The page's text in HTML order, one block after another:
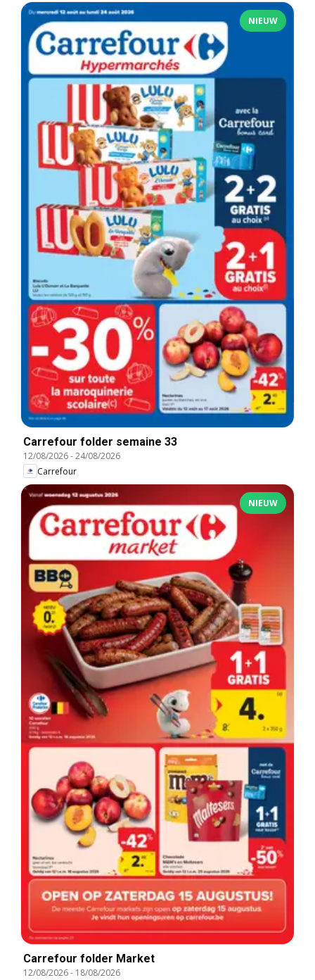
NIEUW
Carrefour folder semaine 33
12/08/2026-24/08/2026
Carrefour
NIEUW
Carrefour folder Market
12/08/2026- 18/08/2026